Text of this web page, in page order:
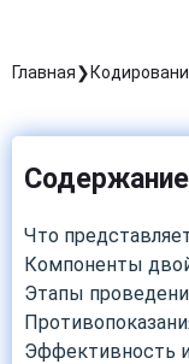
Главная
Содержание
Что
Компоненты
Этапы
Эффективность